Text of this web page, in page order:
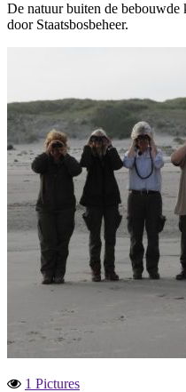
De natuur buiten de
door Staatsbosbeheer.
1 Pictures